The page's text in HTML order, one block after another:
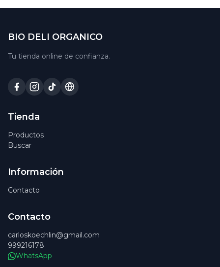
BIO DELI ORGANICO
Tu tienda online de confianza.
Tienda
Productos
Buscar
Información
Contacto
Contacto
carloskoechlin@gmail.com
999216178
WhatsApp